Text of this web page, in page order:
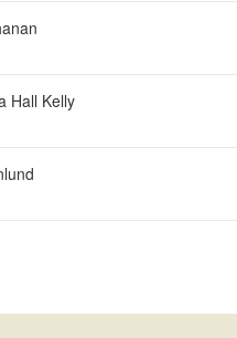
Hall Kelly